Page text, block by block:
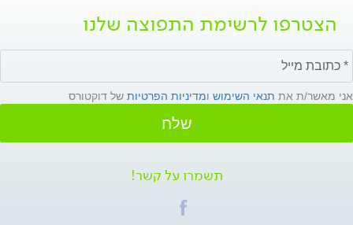
הצטרפו לרשימת התפוצה שלנו
אני מאשר/ת את תנאי השימוש ומדיניות הפרטיות של דוקטורס
שלח
תשמרו על קשר!